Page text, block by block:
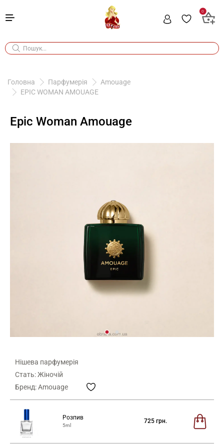
0
Головна Парфумерія
Amouage
EPIC WOMAN AMOUAGE
Epic Woman Amouage
Нішева парфумерія
Стать: Жіночій
Бренд: Amouage
Розпив
5ml
725 грн.